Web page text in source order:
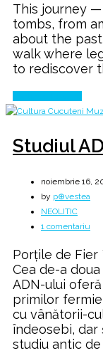
This journey
tombs, from
about the past
walk where
to rediscover
Studiul
noiembrie 16,
by p⊕vestea
NEOLITIC
1 comentariu
Porțile de Fier
Cea de-a
ADN-ului
primilor
cu vânătorii-
îndeosebi, dar
studiu antic de